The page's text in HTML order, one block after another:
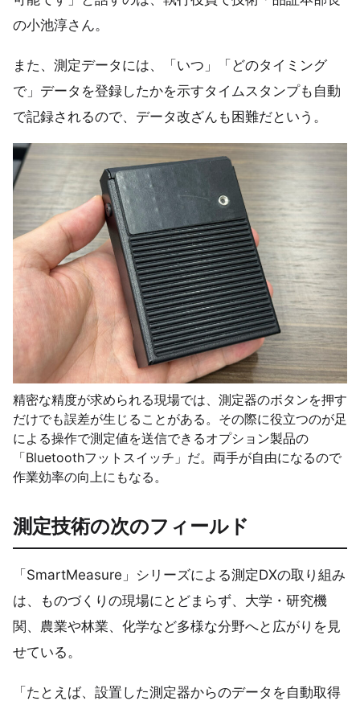
の小池淳さん。
また、測定データには、「いつ」「どのタイミング
で」データを登録したかを示すタイムスタンプも自動
で記録されるので、データ改ざんも困難だという。
精密な精度が求められる現場では、測定器のボタンを押す
だけでも誤差が生じることがある。その際に役立つのが足
による操作で測定値を送信できるオプション製品の
「Bluetoothフットスイッチ」だ。両手が自由になるので
作業効率の向上にもなる。
測定技術の次のフィールド
「SmartMeasure」シリーズによる測定DXの取り組み
は、ものづくりの現場にとどまらず、大学・研究機
関、農業や林業、化学など多様な分野へと広がりを見
せている。
「たとえば、設置した測定器からのデータを自動取得